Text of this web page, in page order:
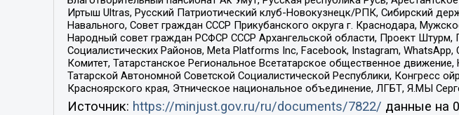
Иртыш Ultras, Русский Патриотический клуб-Новокузнецк/РПК, Сибирский
Навального, Совет граждан СССР Прикубанского округа г. Краснодара,
Народный совет граждан РСФСР СССР Архангельской области, Проект
Социалистических Районов, Meta Platforms Inc, Facebook, Instagram,
Комитет, Татарстанское Региональное Всетатарское общественное
Татарской Автономной Советской Социалистической Республики, Конгресс
Красноярского края, Этническое национальное объединение, ЛГБТ, Я.МЫ
Источник: https://minjust.gov.ru/ru/documents/7822/ данные на